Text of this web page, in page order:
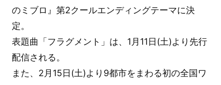
のミブロ』第2クールエンディングテーマに決
定。
表題曲「フラグメント」は、1月11日(土)より先行
配信される。
また、2月15日(土)より9都市をまわる初の全国ワ